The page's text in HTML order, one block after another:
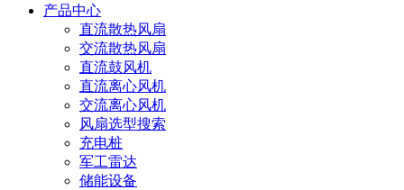
产品中心
直流散热风扇
交流散热风扇
直流鼓风机
直流离心风机
交流离心风机
风扇选型搜索
充电桩
军工雷达
储能设备